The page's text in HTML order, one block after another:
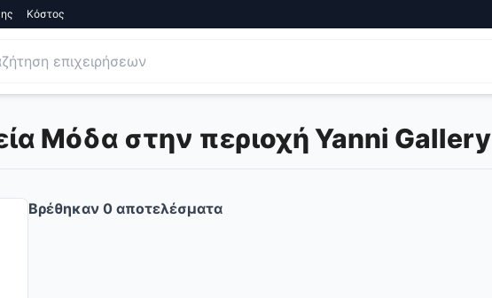
Κόστος
Μόδα στην περιοχή Yanni Gallery
Βρέθηκαν 0 αποτελέσματα